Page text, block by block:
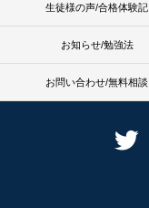
生徒様の声/合格体験記
お知らせ/勉強法
お問い合わせ/無料相談